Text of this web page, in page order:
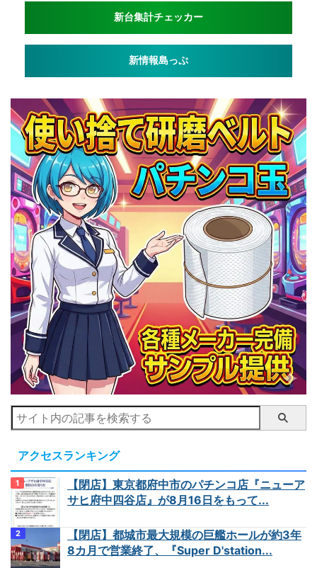
新台集計チェッカー
新情報島っぷ
アクセスランキング
【閉店】東京都府中市のパチンコ店『ニューア
サヒ府中四谷店』が8月16日をもって...
【閉店】都城市最大規模の巨艦ホールが約3年
8カ月で営業終了、『Super D'station...